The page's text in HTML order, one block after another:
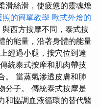
滑絲滑，使疲憊的靈魂煥
照的簡單教學 歐式外燴的
與西方按摩不同，泰式按
的能量，沿著身體的能量
經過小腿，按穴位到達
統泰式按摩和肌肉帶技
。 當蒸氣滲透皮膚和肺
分子。 傳統泰式按摩是
和協調血液循環的替代醫